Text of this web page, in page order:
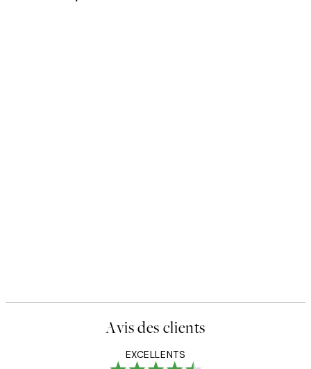
Avis des clients
EXCELLENTS